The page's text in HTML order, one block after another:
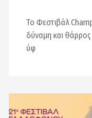
Το Φεστιβάλ
δύναμη και θάρρος
ύφ